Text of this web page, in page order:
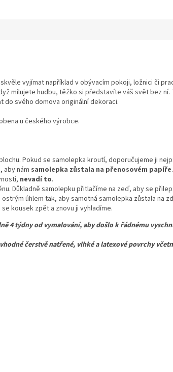
vyjímat například v obývacím pokoji, ložnici či
milujete hudbu, těžko si představíte váš svět bez ní.
do svého domova originální dekoraci.
u českého výrobce.
Pokud se samolepka kroutí, doporučujeme ji
aby nám samolepka zůstala na přenosovém papíře
nevadí to.
Důkladně samolepku přitlačíme na zeď, aby se
úhlem tak, aby samotná samolepka zůstala na
kousek zpět a znovu ji vyhladíme.
4 týdny od vymalování, aby došlo k řádnému
čerstvě natřené, vlhké a latexové povrchy